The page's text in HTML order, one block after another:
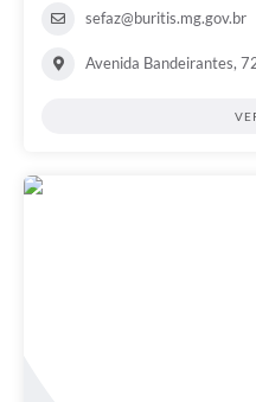
sefaz@buritis.mg.gov.br
Avenida Bandeirantes,